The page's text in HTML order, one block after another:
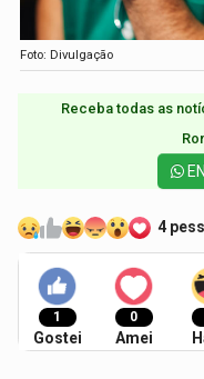
Foto: Divulgação
Receba todas as
4
1
Gostei
0
Amei